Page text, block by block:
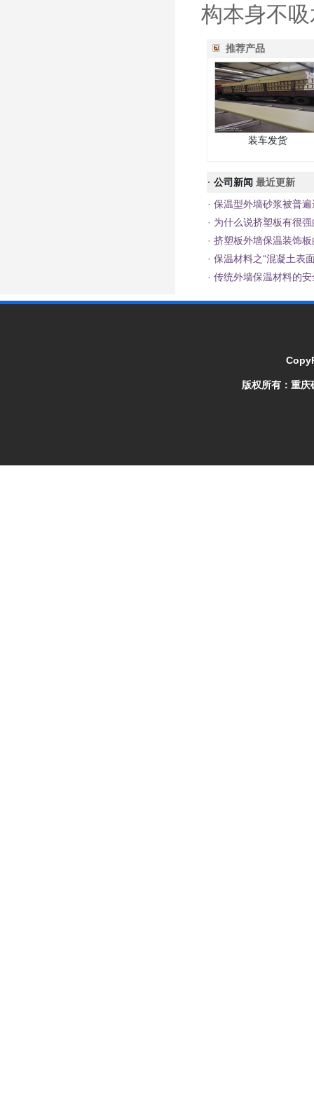
构本身不
推荐产品
装车发货
· 公司新闻 最近更新
· 保温型外墙砂浆被普
· 为什么说挤塑板有很
· 挤塑板外墙保温装饰
· 保温材料之“混凝土表
· 传统外墙保温材料的
版权所有： 重庆